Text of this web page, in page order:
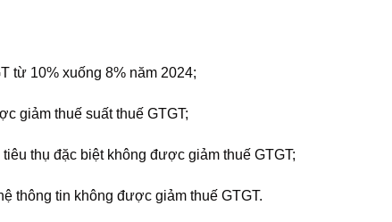
từ 10% xuống 8% năm 2024;
giảm thuế suất thuế GTGT;
thụ đặc biệt không được giảm thuế GTGT;
thông tin không được giảm thuế GTGT.